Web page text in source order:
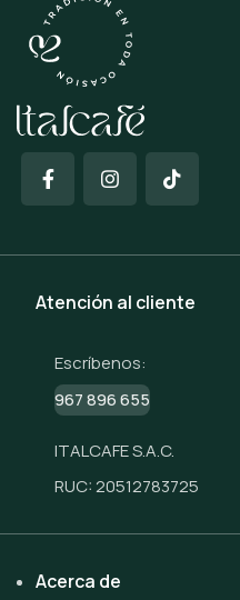
Atención al cliente
Escríbenos:
967 896 655
ITALCAFE S.A.C.
RUC: 20512783725
Acerca de